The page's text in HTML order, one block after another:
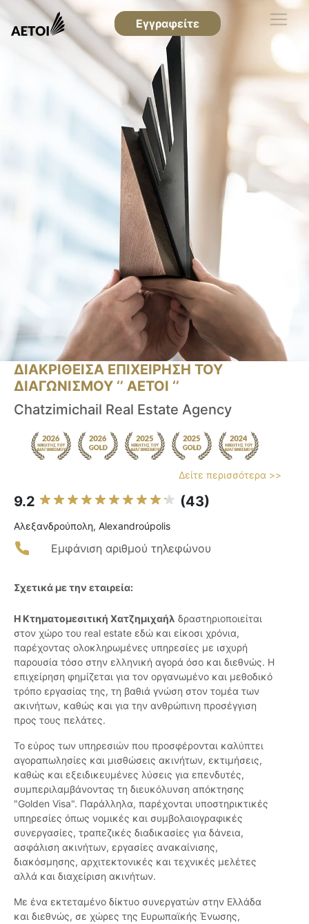
Εγγραφείτε
ΔΙΑΚΡΙΘΕΙΣΑ ΕΠΙΧΕΙΡΗΣΗ ΤΟΥ
ΔΙΑΓΩΝΙΣΜΟΥ ‘’ ΑΕΤΟΙ ‘’
Chatzimichail Real Estate Agency
Δείτε περισσότερα >>
9.2 (43)
Αλεξανδρούπολη, Alexandroúpolis
Εμφάνιση αριθμού τηλεφώνου
Σχετικά με την εταιρεία:
Η Κτηματομεσιτική Χατζημιχαήλ δραστηριοποιείται
στον χώρο του real estate εδώ και είκοσι χρόνια,
παρέχοντας ολοκληρωμένες υπηρεσίες με ισχυρή
παρουσία τόσο στην ελληνική αγορά όσο και διεθνώς. Η
επιχείρηση φημίζεται για τον οργανωμένο και μεθοδικό
τρόπο εργασίας της, τη βαθιά γνώση στον τομέα των
ακινήτων, καθώς και για την ανθρώπινη προσέγγιση
προς τους πελάτες.
Το εύρος των υπηρεσιών που προσφέρονται καλύπτει
αγοραπωλησίες και μισθώσεις ακινήτων, εκτιμήσεις,
καθώς και εξειδικευμένες λύσεις για επενδυτές,
συμπεριλαμβάνοντας τη διευκόλυνση απόκτησης
"Golden Visa". Παράλληλα, παρέχονται υποστηρικτικές
υπηρεσίες όπως νομικές και συμβολαιογραφικές
συνεργασίες, τραπεζικές διαδικασίες για δάνεια,
ασφάλιση ακινήτων, εργασίες ανακαίνισης,
διακόσμησης, αρχιτεκτονικές και τεχνικές μελέτες
αλλά και διαχείριση ακινήτων.
Με ένα εκτεταμένο δίκτυο συνεργατών στην Ελλάδα
και διεθνώς, σε χώρες της Ευρωπαϊκής Ένωσης,